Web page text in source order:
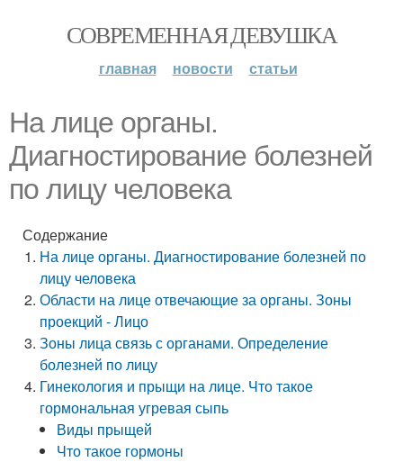
СОВРЕМЕННАЯ ДЕВУШКА
главная новости статьи
На лице органы.
Диагностирование болезней
по лицу человека
Содержание
На лице органы. Диагностирование болезней по
лицу человека
Области на лице отвечающие за органы. Зоны
проекций - Лицо
Зоны лица связь с органами. Определение
болезней по лицу
Гинекология и прыщи на лице. Что такое
гормональная угревая сыпь
Виды прыщей
Что такое гормоны